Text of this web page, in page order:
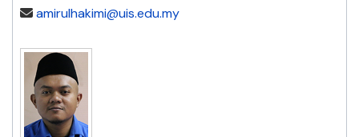
amirulhakimi@uis.edu.my